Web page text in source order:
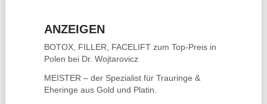
ANZEIGEN
BOTOX, FILLER, FACELIFTzum Top-Preis in
Polen bei Dr. Wojtarovicz
MEISTER – der Spezialist für Trauringe &
Eheringe aus Gold und Platin.